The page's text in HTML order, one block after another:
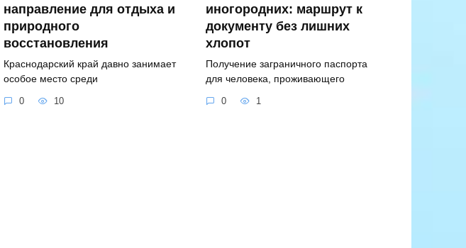
направление для отдыха и
природного
восстановления
Краснодарский край давно занимает
особое место среди
0 10
иногородних: маршрут к
документу без лишних
хлопот
Получение заграничного паспорта
для человека, проживающего
0 1